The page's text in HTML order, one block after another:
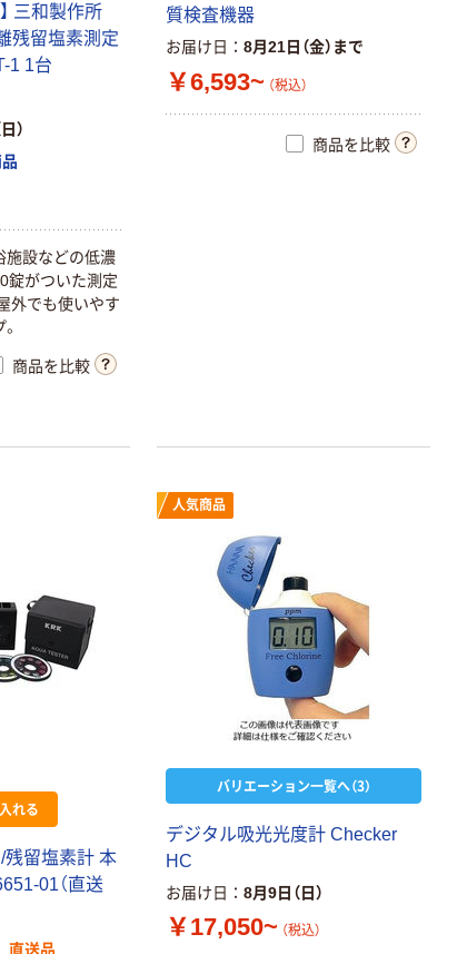
三和製作所
残留塩素測定
1 1台
）
施設などの低濃
錠がついた測定
外でも使いやす
商品を比較
質検査機器
お届け日 8月21日（金）まで
￥6,593~ （税込）
商品を比較
れる
留塩素計 本
01（直送
直送品
人気商品
バリエーション一覧へ（3）
デジタル吸光光度計 Checker
HC
お届け日 8月9日（日）
￥17,050~ （税込）